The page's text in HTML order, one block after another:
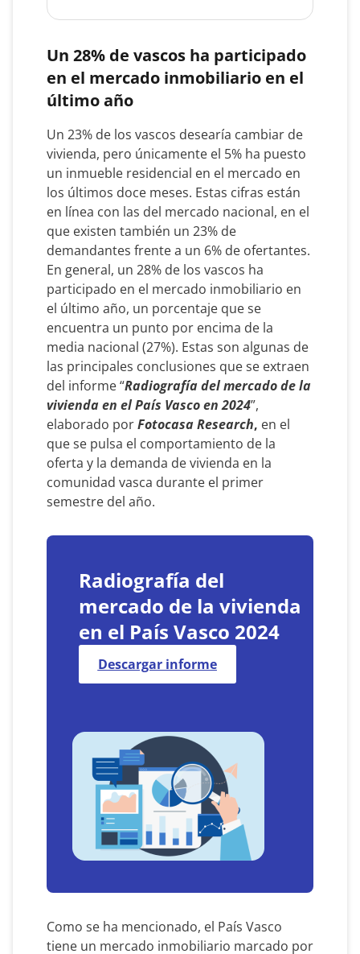
Un 28% de vascos ha participado
en el mercado inmobiliario en el
último año
Un 23% de los vascos desearía cambiar de
vivienda, pero únicamente el 5% ha puesto
un inmueble residencial en el mercado en
los últimos doce meses. Estas cifras están
en línea con las del mercado nacional, en el
que existen también un 23% de
demandantes frente a un 6% de ofertantes.
En general, un 28% de los vascos ha
participado en el mercado inmobiliario en
el último año, un porcentaje que se
encuentra un punto por encima de la
media nacional (27%). Estas son algunas de
las principales conclusiones que se extraen
del informe “Radiografía del mercado de la
vivienda en el País Vasco en 2024”,
elaborado porFotocasa Research, en el
que se pulsa el comportamiento de la
oferta y la demanda de vivienda en la
comunidad vasca durante el primer
semestre del año.
Radiografía del
mercado de la vivienda
en el País Vasco 2024
Descargar informe
Como se ha mencionado, el País Vasco
tiene un mercado inmobiliario marcado por